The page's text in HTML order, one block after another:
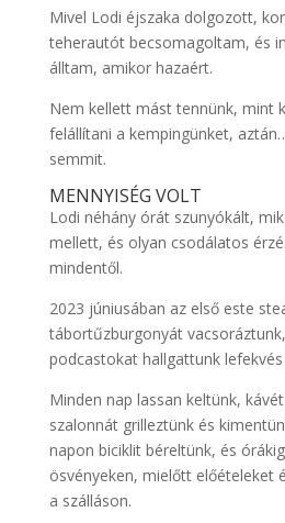
Mivel Lodi éjszaka dolgozott,
teherautót becsomagoltam, és
álltam, amikor hazaért.
Nem kellett mást tennünk, mint
felállítani a kempingünket,
semmit.
MENNYISÉG VOLT
Lodi néhány órát szunyókált,
mellett, és olyan csodálatos
mindentől.
2023 júniusában az első este
tábortűzburgonyát
podcastokat hallgattunk
Minden nap lassan keltünk,
szalonnát grilleztünk és
napon biciklit béreltünk, és
ösvényeken, mielőtt előételeket
a szálláson.